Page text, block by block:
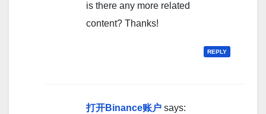
is there any more related
content? Thanks!
REPLY
打开Binance账户 says: